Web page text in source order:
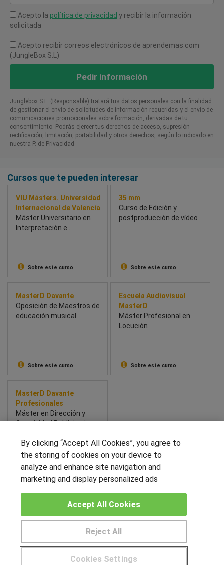
Acepto la política de privacidad y recibir la información
solicitada
Acepto recibir correos electrónicos de aprendemas.com
(JungleBox S.L)
Pedir información
Junglebox S.L. (Responsable) tratará tus datos personales con la finalidad
de gestionar el envío de solicitudes de información requeridas y el envío de
comunicaciones promocionales sobre formación, derivadas de tu
consentimiento. Podrás ejercer tus derechos de acceso, supresión
rectificación, limitación, portabilidad y otros derechos, según lo indicado en
nuestra P. de Privacidad​
Cursos que te pueden interesar
VIU Másters. Universidad
Internacional de Valencia
Máster Universitario en
Interpretación e
Sobre este curso
35 mm
Curso de Edición y
postproducción de vídeo
Sobre este curso
MasterD Davante
Oposición de Maestros de
educación musical
Sobre este curso
Escuela Audiovisual
MasterD
Máster Profesional en
Locución
Sobre este curso
MasterD Davante
Profesionales
Máster en Dirección y
Creatividad Publicitaria
Sobre este curso
Pide más información al centro
SÍGUENOS EN LAS REDES
OTROS GRUPOS DE INTERES
Muro de los idiomas
By clicking “Accept All Cookies”, you agree to
the storing of cookies on your device to
analyze and enhance site navigation and
marketing and display personalized ads
Cookies Settings
Reject All
Accept All Cookies